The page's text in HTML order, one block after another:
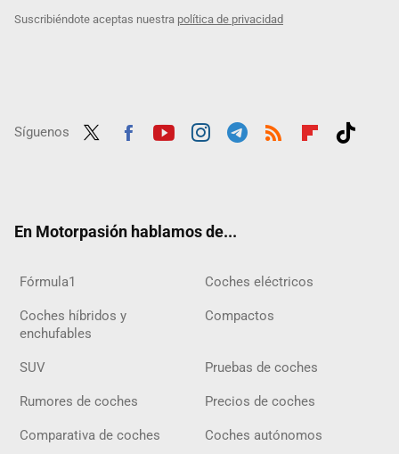
Suscribiéndote aceptas nuestra política de privacidad
Síguenos
En Motorpasión hablamos de...
Fórmula1 Coches eléctricos
Coches híbridos y
enchufables
Compactos
SUV Pruebas de coches
Rumores de coches Precios de coches
Comparativa de coches Coches autónomos